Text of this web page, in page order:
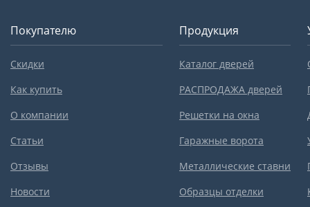
Покупателю
Скидки
Как купить
О компании
Статьи
Отзывы
Новости
Продукция
Каталог дверей
РАСПРОДАЖА дверей
Решетки на окна
Гаражные ворота
Металлические ставни
Образцы отделки